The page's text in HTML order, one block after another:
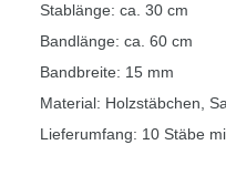
Stablänge: ca. 30 cm
Bandlänge: ca. 60 cm
Bandbreite: 15 mm
Material: Holzstäbchen,
Lieferumfang: 10 Stäbe